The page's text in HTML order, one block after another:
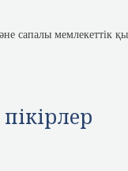
сапалы мемлекеттік